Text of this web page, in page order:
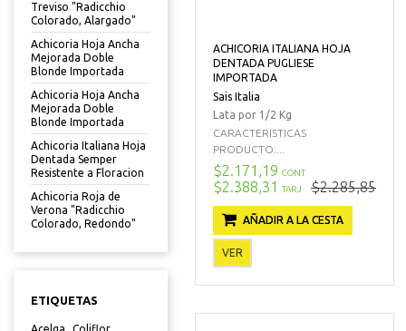
Treviso "Radicchio
Colorado, Alargado"
Achicoria Hoja Ancha
Mejorada Doble
Blonde Importada
Achicoria Hoja Ancha
Mejorada Doble
Blonde Importada
Achicoria Italiana Hoja
Dentada Semper
Resistente a Floracion
Achicoria Roja de
Verona "Radicchio
Colorado, Redondo"
ETIQUETAS
ACHICORIA ITALIANA HOJA
DENTADA PUGLIESE
IMPORTADA
Sais Italia
Lata por 1/2 Kg
CARACTERISTICAS
PRODUCTO:...
$2.171,19 CONT
$2.388,31 TARJ $2.285,85
AÑADIR A LA CESTA
VER